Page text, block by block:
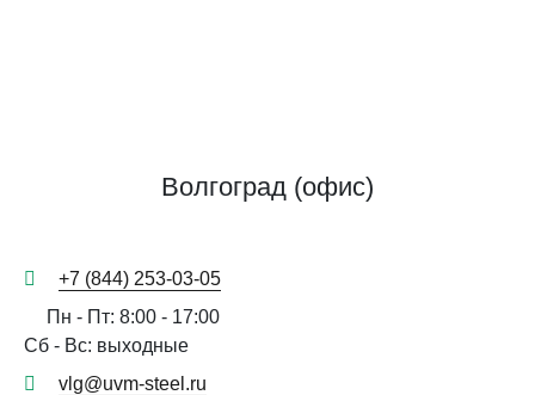
Волгоград (офис)
+7 (844) 253-03-05
Пн - Пт: 8:00 - 17:00
Сб - Вс: выходные
vlg@uvm-steel.ru